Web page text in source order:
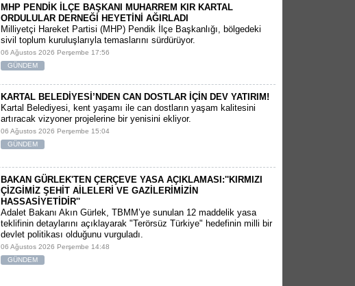
MHP PENDİK İLÇE BAŞKANI MUHARREM KIR KARTAL
ORDULULAR DERNEĞİ HEYETİNİ AĞIRLADI
​Milliyetçi Hareket Partisi (MHP) Pendik İlçe Başkanlığı, bölgedeki
sivil toplum kuruluşlarıyla temaslarını sürdürüyor.
06 Ağustos 2026 Perşembe 17:56
GÜNDEM
KARTAL BELEDİYESİ’NDEN CAN DOSTLAR İÇİN DEV YATIRIM!
Kartal Belediyesi, kent yaşamı ile can dostların yaşam kalitesini
artıracak vizyoner projelerine bir yenisini ekliyor.
06 Ağustos 2026 Perşembe 15:04
GÜNDEM
BAKAN GÜRLEK'TEN ÇERÇEVE YASA AÇIKLAMASI:''KIRMIZI
ÇİZGİMİZ ŞEHİT AİLELERİ VE GAZİLERİMİZİN
HASSASİYETİDİR''
Adalet Bakanı Akın Gürlek, TBMM’ye sunulan 12 maddelik yasa
teklifinin detaylarını açıklayarak "Terörsüz Türkiye" hedefinin milli bir
devlet politikası olduğunu vurguladı.
06 Ağustos 2026 Perşembe 14:48
GÜNDEM